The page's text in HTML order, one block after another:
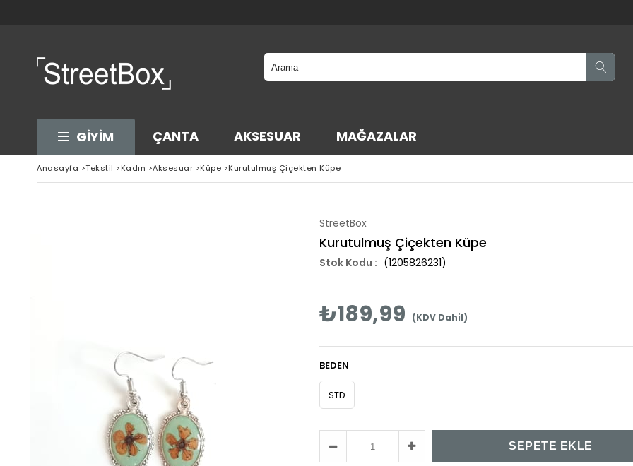
GİYİM ÇANTA AKSESUAR MAĞAZALAR
Anasayfa >Tekstil >Kadın >Aksesuar >Küpe >Kurutulmuş Çiçekten Küpe
StreetBox
Kurutulmuş Çiçekten Küpe
(1205826231)
₺189,99 (KDV Dahil)
BEDEN
STD